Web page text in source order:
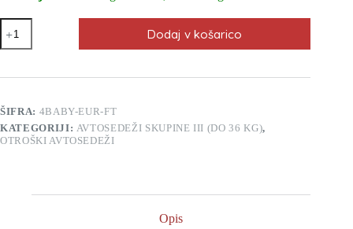
Avtosedež
4Baby
Euro-
105-
(15-
36
kg)
-
Dodaj v košarico
ŠIFRA: 4BABY-EUR-FT
KATEGORIJI: AVTOSEDEŽI SKUPINE III (DO 36 KG),
OTROŠKI AVTOSEDEŽI
Opis